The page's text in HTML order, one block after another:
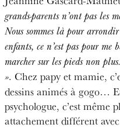
grands-parents n’ont pas les
Nous sommes là pour
enfants, ce n’est pas pour me
marcher sur les pieds non
». Chez papy et mamie,
dessins animés à gogo…
psychologue, c’est même
attachement différent